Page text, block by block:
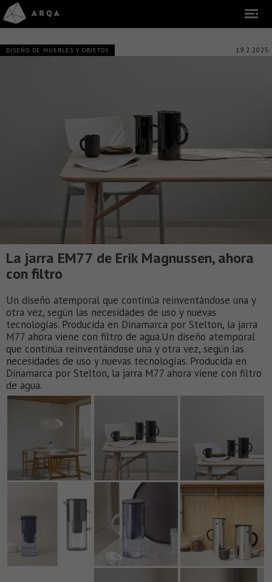
DISEÑO DE MUEBLES Y OBJETOS 19.2.2025
La jarra EM77 de Erik Magnussen, ahora
con filtro
Un diseño atemporal que continúa reinventándose una y
otra vez, según las necesidades de uso y nuevas
tecnologías. Producida en Dinamarca por Stelton, la jarra
M77 ahora viene con filtro de agua.Un diseño atemporal
que continúa reinventándose una y otra vez, según las
necesidades de uso y nuevas tecnologías. Producida en
Dinamarca por Stelton, la jarra M77 ahora viene con filtro
de agua.